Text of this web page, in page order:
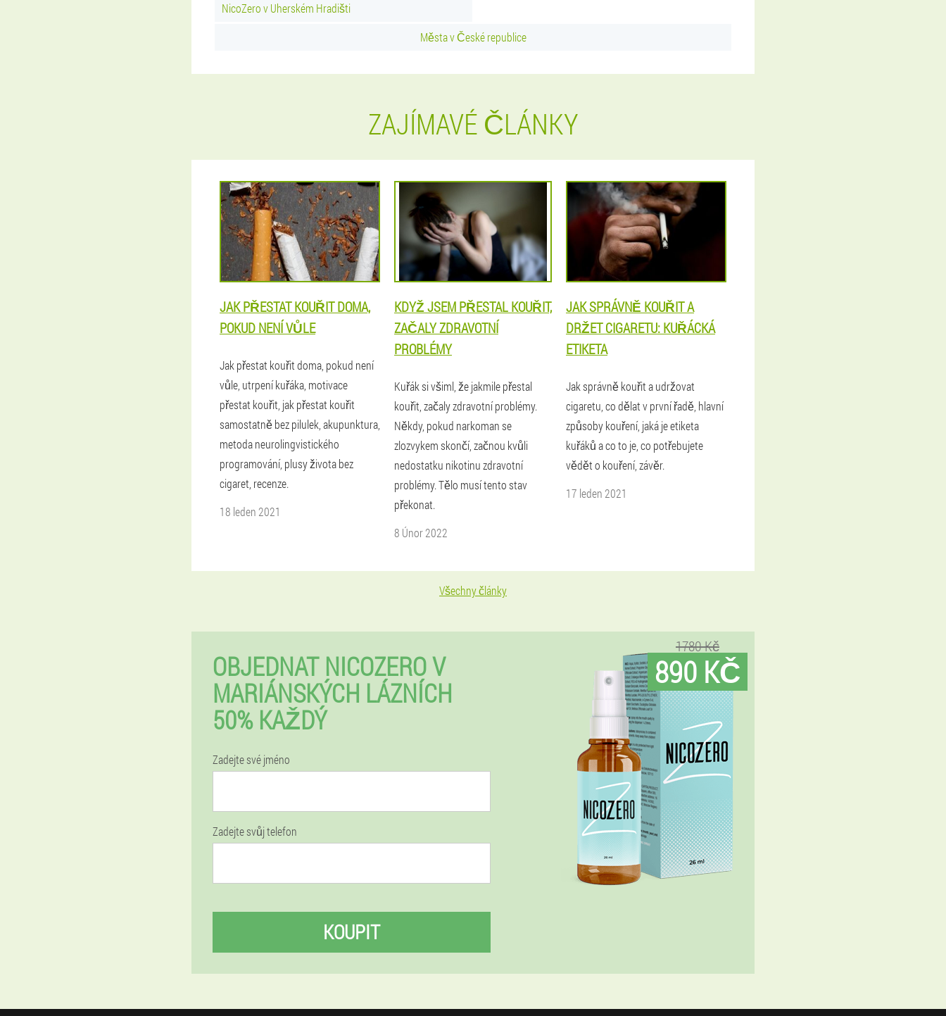
NicoZero v Uherském Hradišti
Města v České republice
ZAJÍMAVÉ ČLÁNKY
JAK PŘESTAT KOUŘIT DOMA,
POKUD NENÍ VŮLE
Jak přestat kouřit doma, pokud není
vůle, utrpení kuřáka, motivace
přestat kouřit, jak přestat kouřit
samostatně bez pilulek, akupunktura,
metoda neurolingvistického
programování, plusy života bez
cigaret, recenze.
18 leden 2021
KDYŽ JSEM PŘESTAL KOUŘIT,
ZAČALY ZDRAVOTNÍ
PROBLÉMY
Kuřák si všiml, že jakmile přestal
kouřit, začaly zdravotní problémy.
Někdy, pokud narkoman se
zlozvykem skončí, začnou kvůli
nedostatku nikotinu zdravotní
problémy. Tělo musí tento stav
překonat.
8 Únor 2022
JAK SPRÁVNĚ KOUŘIT A
DRŽET CIGARETU: KUŘÁCKÁ
ETIKETA
Jak správně kouřit a udržovat
cigaretu, co dělat v první řadě, hlavní
způsoby kouření, jaká je etiketa
kuřáků a co to je, co potřebujete
vědět o kouření, závěr.
17 leden 2021
Všechny články
OBJEDNAT NICOZERO V
MARIÁNSKÝCH LÁZNÍCH
50% KAŽDÝ
Zadejte své jméno
Zadejte svůj telefon
KOUPIT
1780 Kč
890 KČ